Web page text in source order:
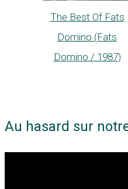
The Best Of Fats
Domino (Fats
Domino / 1987)
Au hasard sur